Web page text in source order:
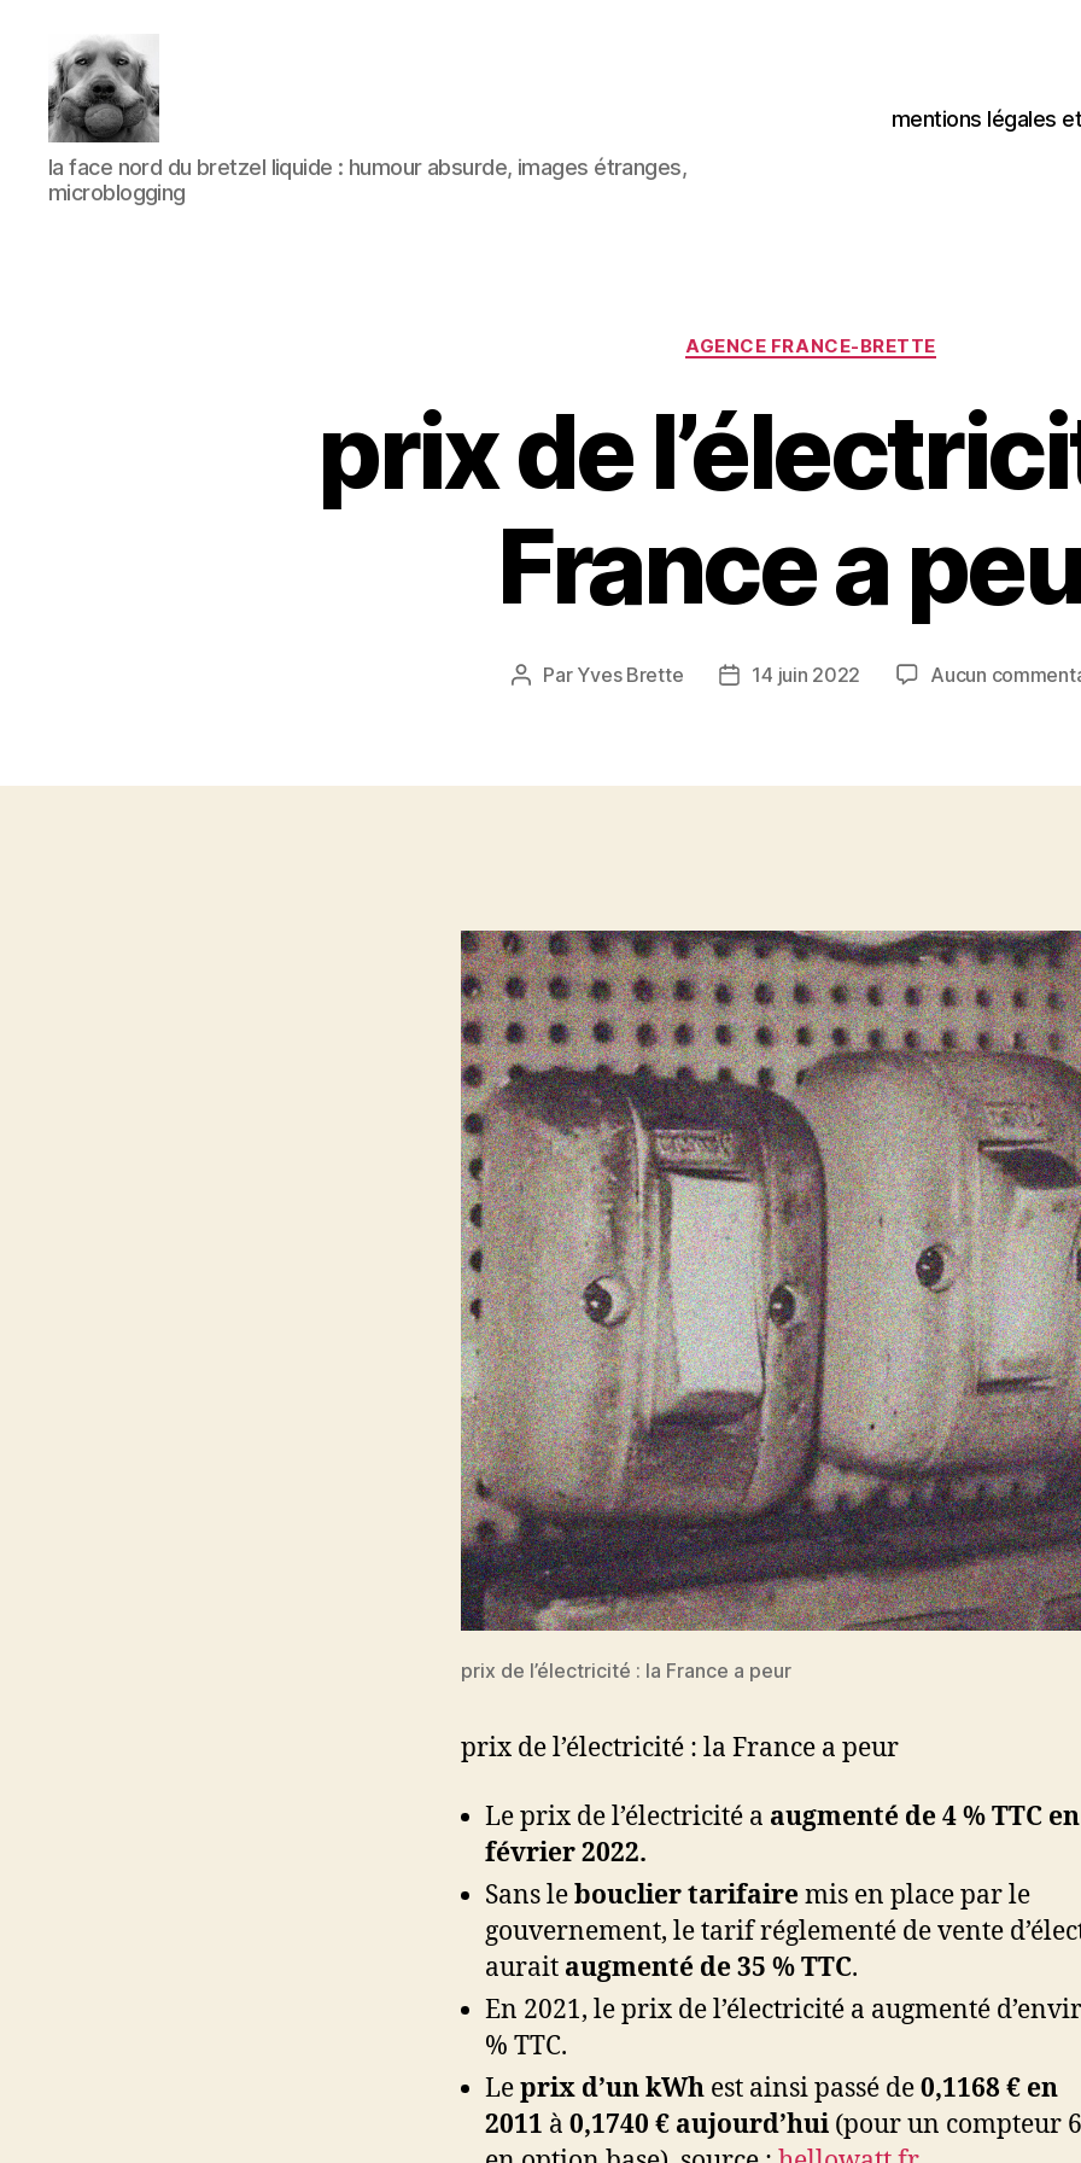
à
l'ombre
d'un
la face nord du bretzel liquide : humour absurde, images étranges,
microblogging
mentions légales
Catégories
AGENCE FRANCE-BRETTE
prix de
France a
Auteur
Par Yves Brette
Date14 juin 2022 Aucun
prix de l’électricité : la France a peur
prix de l’électricité : la France a peur
Le prix de l’électricité a augmenté de 4 % TTC en
février 2022.
Sans lebouclier tarifairemis en place par le
gouvernement, le tarif réglementé de vente
aurait augmenté de 35 % TTC.
En 2021, le prix de l’électricité a augmenté
% TTC.
Leprix d’un kWh est ainsi passé de0,1168 € en
2011 à 0,1740 € aujourd’hui (pour un compteur